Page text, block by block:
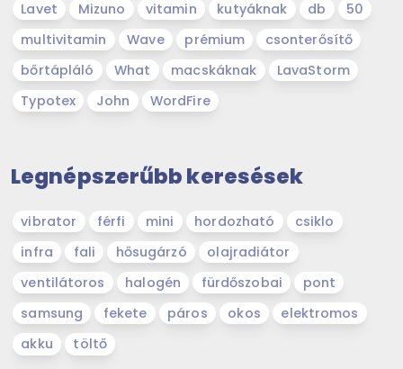
Lavet Mizuno vitamin kutyáknak db
50
multivitamin
Wave prémium
csonterősítő
bőrtápláló
What macskáknak
LavaStorm
Typotex
John WordFire
Legnépszerűbb keresések
vibrator férfi mini hordozható
csiklo
infra
fali hősugárzó
olajradiátor
ventilátoros
halogén fürdőszobai
pont
samsung
fekete páros okos
elektromos
akku
töltő